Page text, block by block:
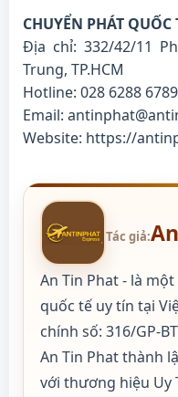
CHUYỂN PHÁT
Địa chỉ: 332/42/11
Trung, TP.HCM
Hotline: 028 6288
Email:
Website: https://
Tác giả:
An Tin Phat - là
quốc tế uy tín tại
chính số: 316/GP-
An Tin Phat thành
với thương hiệu Uy